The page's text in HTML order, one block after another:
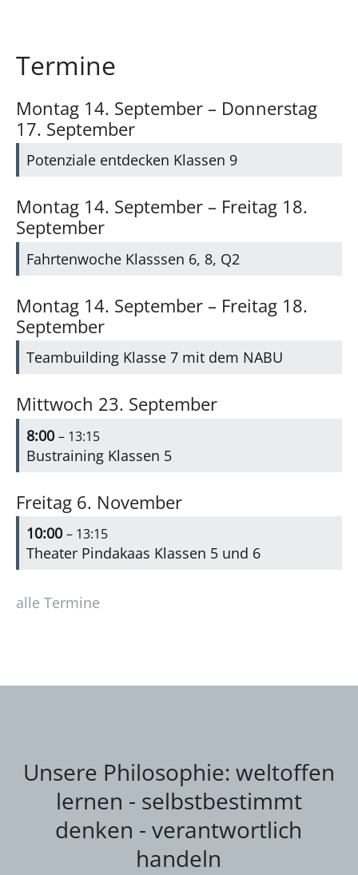
Termine
Montag 14. September – Donnerstag
17. September
Potenziale entdecken Klassen 9
Montag 14. September – Freitag 18.
September
Fahrtenwoche Klasssen 6, 8, Q2
Montag 14. September – Freitag 18.
September
Teambuilding Klasse 7 mit dem NABU
Mittwoch 23. September
8:00– 13:15
Bustraining Klassen 5
Freitag 6. November
10:00– 13:15
Theater Pindakaas Klassen 5 und 6
alle Termine
Unsere Philosophie: weltoffen
lernen - selbstbestimmt
denken - verantwortlich
handeln